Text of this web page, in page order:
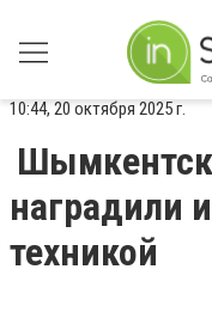
10:44, 20 октября 2025 г.
наградили
техникой